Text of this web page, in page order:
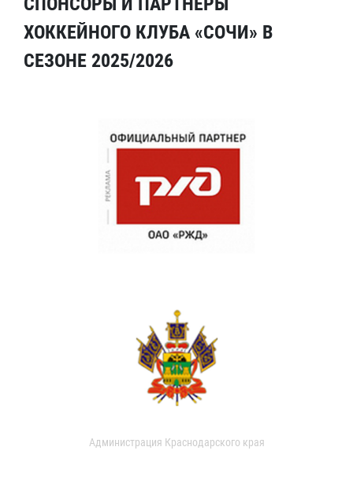
ХОККЕЙНОГО КЛУБА «СОЧИ» В
СЕЗОНЕ 2025/2026
Администрация Краснодарского края